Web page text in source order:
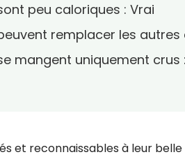
peu caloriques : Vrai
remplacer les autres
mangent uniquement crus
et reconnaissables à leur